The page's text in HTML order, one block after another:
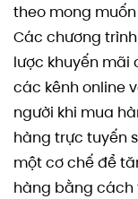
theo mong
Các chương
lược khuyến mãi
các kênh online
người khi mua
hàng trực tuyến
một cơ chế để
hàng bằng cách